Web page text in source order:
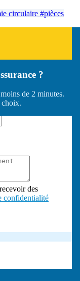
circulaire #pièces
?
de 2 minutes.
choix.
des
confidentialité